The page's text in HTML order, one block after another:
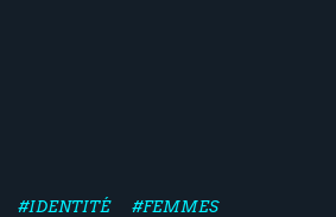
#IDENTITÉ #FEMMES